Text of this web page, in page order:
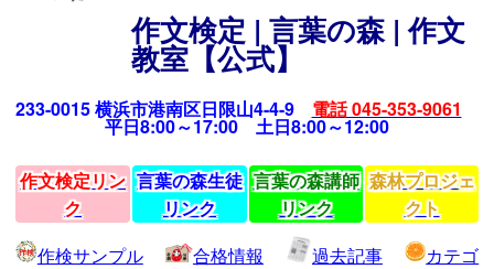
作文検定 | 言葉の森 | 作文
教室【公式】
233-0015 横浜市港南区日限山4-4-9 電話 045-353-9061
平日8:00～17:00 土日8:00～12:00
作文検定リン
ク
言葉の森生徒
リンク
言葉の森講師
リンク
森林プロジェ
クト
作検サンプル
合格情報 過去記事
カテゴ